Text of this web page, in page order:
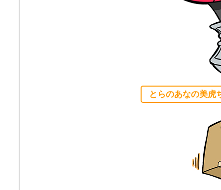
とらのあなの美虎